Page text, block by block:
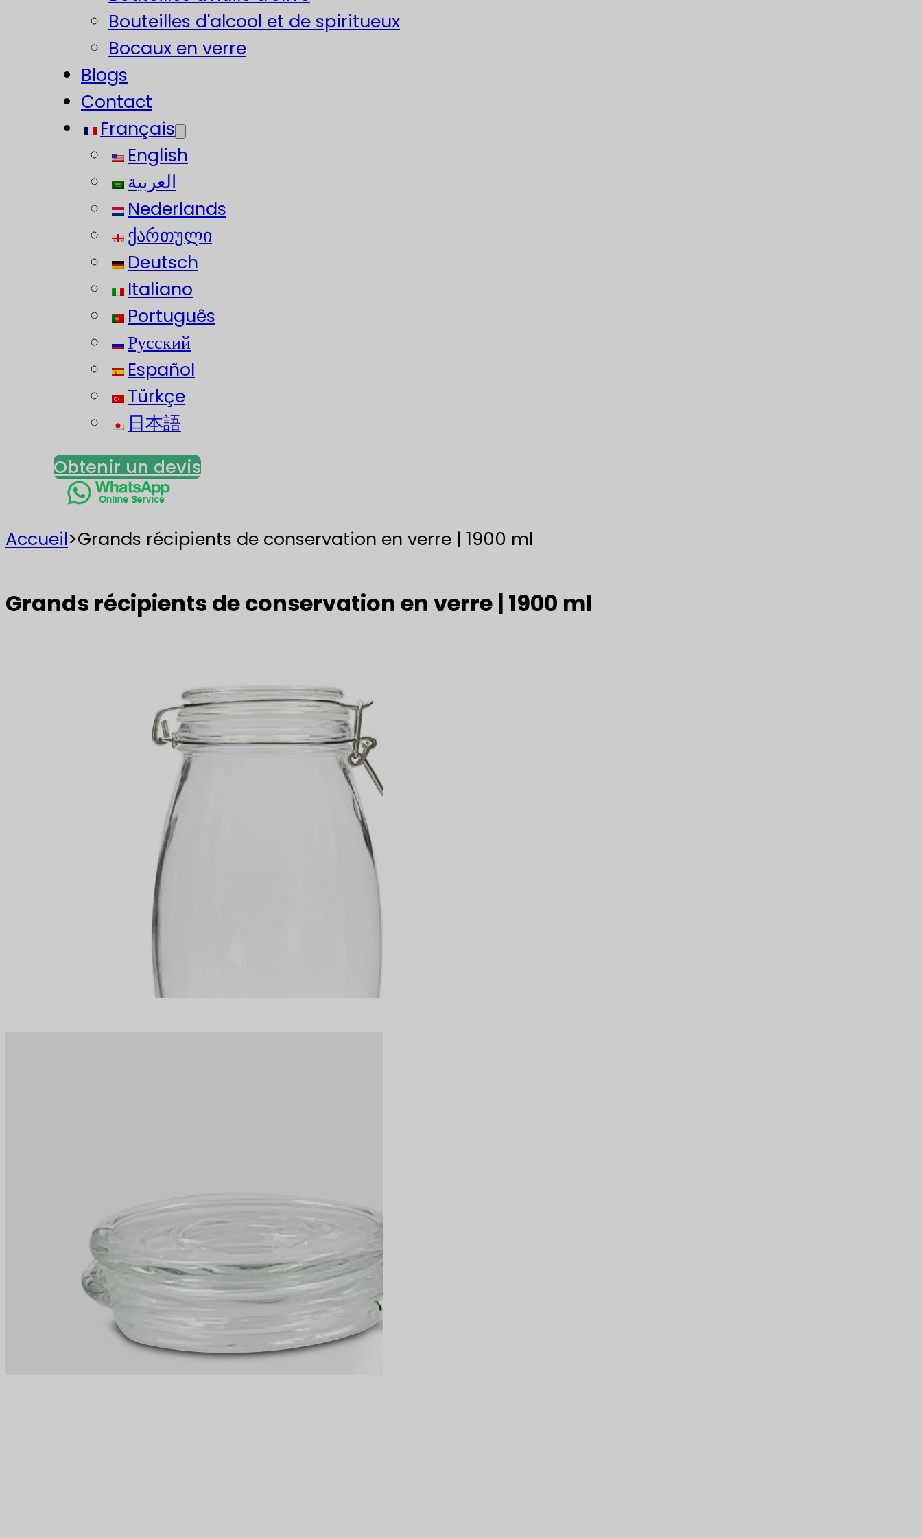
Bouteilles d'alcool et de spiritueux
Bocaux en verre
Blogs
Contact
Français
English
العربية
Nederlands
ქართული
Deutsch
Italiano
Português
Русский
Español
Türkçe
日本語
Obtenir un devis
Accueil>Grands récipients de conservation en verre | 1900 ml
Grands récipients de conservation en verre | 1900 ml